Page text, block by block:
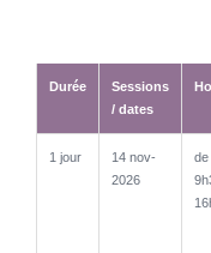
Durée
Sessions
/ dates
1 jour
14 nov-
2026
de